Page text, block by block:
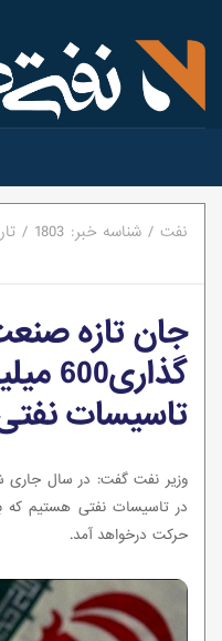
نفت / شناسه خبر: 1803
/
جان تازه
تاسیسات
در تاسیسات نفتی هستیم که
حرکت درخواهد آمد.